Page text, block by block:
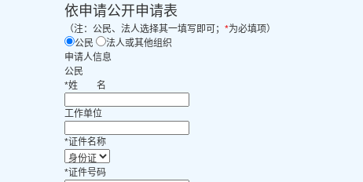
依申请公开申请表
（注：公民、法人选择其一填写即可； *为必填项）
公民
法人或其他组织
申请人信息
公民
*姓 名
工作单位
*证件名称
*证件号码